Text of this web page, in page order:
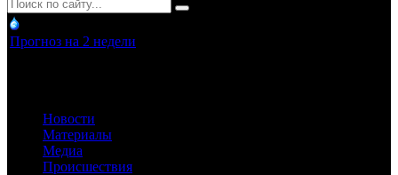
Прогноз на 2 недели
Новости
Материалы
Медиа
Происшествия